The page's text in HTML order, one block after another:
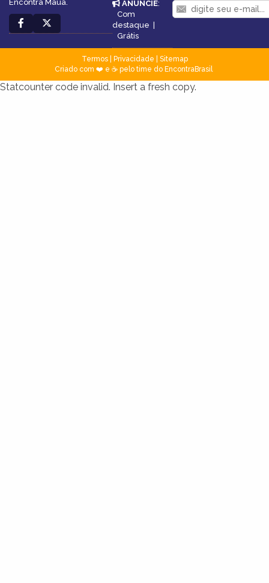
Encontra Mauá. ANUNCIE:
Com
destaque
Grátis
Termos| Privacidade
Sitemap
Criado com ❤️ e ☕ pelo time do EncontraBrasil
Statcounter code invalid. Insert a fresh copy.